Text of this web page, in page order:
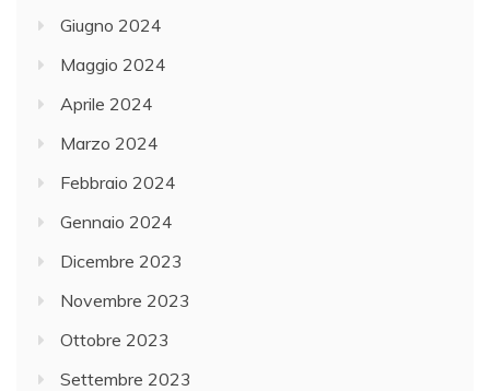
Giugno 2024
Maggio 2024
Aprile 2024
Marzo 2024
Febbraio 2024
Gennaio 2024
Dicembre 2023
Novembre 2023
Ottobre 2023
Settembre 2023